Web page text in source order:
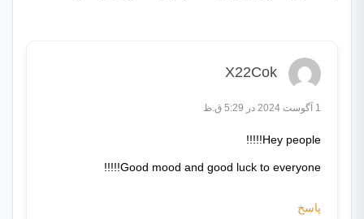
X22Cok
1 آگوست 2024 در 5:29 ق.ظ
Hey people!!!!!
Good mood and good luck to everyone!!!!!
پاسخ